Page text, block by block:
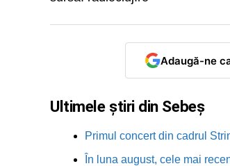
Adaugă-ne
Ultimele știri din Sebeș
Primul concert din cadrul
În luna august, cele mai